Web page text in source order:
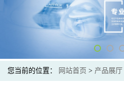
您当前的位置： 网站首页 > 产品展厅